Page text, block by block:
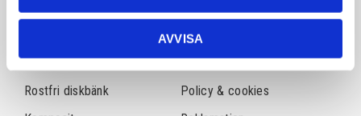
AVVISA
Natursten
Rostfri diskbänk
Frågor & svar
Köpvillkor
Policy & cookies